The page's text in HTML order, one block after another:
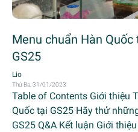
Menu chuẩn Hàn
GS25
Lio
Thứ Ba, 31/01/2023
Table of Contents Giới thiệu
Quốc tại GS25 Hãy thử
GS25 Q&A Kết luận Giới